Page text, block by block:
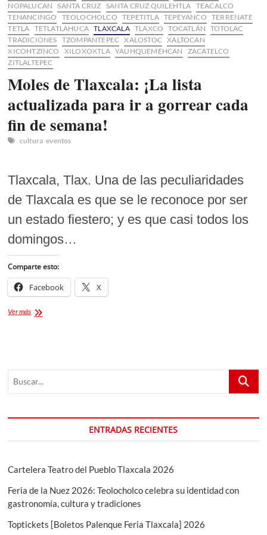
NOPALUCAN
SANTA CRUZ SANTA CRUZ QUILEHTLA TEACALCO
TENANCINGO
TEOLOCHOLCO TEPETITLA TEPEYANCO
TERRENATE
TETLA TETLATLAHUCA TLAXCALA TLAXCO TOCATLÁN
TOTOLAC
TRADICIONES TZOMPANTEPEC XALOSTOC XALTOCAN
XICOHTZINCO
XILOXOXTLA YAUHQUEMEHCAN
ZACATELCO
ZITLALTEPEC
Moles de Tlaxcala: ¡La lista
actualizada para ir a gorrear cada
fin de semana!
cultura eventos
Tlaxcala, Tlax. Una de las peculiaridades
de Tlaxcala es que se le reconoce por ser
un estado fiestero; y es que casi todos los
domingos…
Comparte esto:
Facebook X
Ver másMoles
ir
cada
de
Buscar...
ENTRADAS RECIENTES
Cartelera Teatro del Pueblo Tlaxcala 2026
Feria de la Nuez 2026: Teolocholco celebra su identidad con
gastronomía, cultura y tradiciones
Toptickets [Boletos Palenque Feria Tlaxcala] 2026